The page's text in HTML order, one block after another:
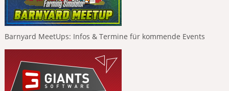
Barnyard MeetUps: Infos & Termine für kommende Events